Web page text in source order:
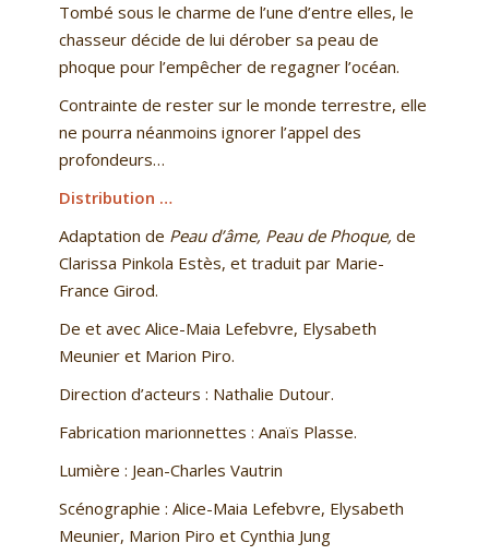
Tombé sous le charme de l’une d’entre elles, le
chasseur décide de lui dérober sa peau de
phoque pour l’empêcher de regagner l’océan.
Contrainte de rester sur le monde terrestre, elle
ne pourra néanmoins ignorer l’appel des
profondeurs…
Distribution …
Adaptation de Peau d’âme, Peau de Phoque, de
Clarissa Pinkola Estès, et traduit par Marie-
France Girod.
De et avec Alice-Maia Lefebvre, Elysabeth
Meunier et Marion Piro.
Direction d’acteurs : Nathalie Dutour.
Fabrication marionnettes : Anaïs Plasse.
Lumière : Jean-Charles Vautrin
Scénographie : Alice-Maia Lefebvre, Elysabeth
Meunier, Marion Piro et Cynthia Jung